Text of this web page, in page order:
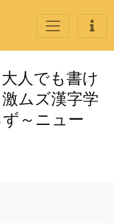
人でも書け
ムズ漢字学
～ニュー